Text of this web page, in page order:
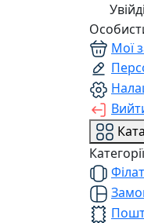
Мої
Категорії